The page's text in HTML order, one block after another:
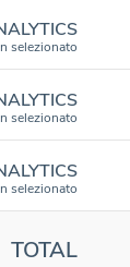
selezionato
selezionato
selezionato
TOTAL